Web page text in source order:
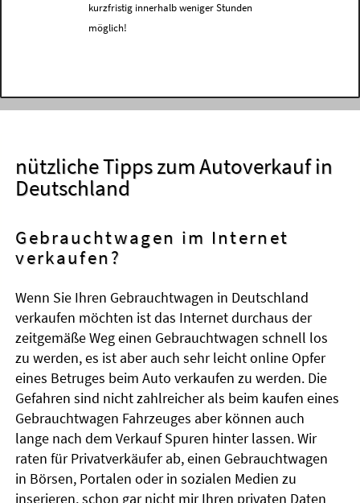
kurzfristig innerhalb weniger Stunden
möglich!
nützliche Tipps zum Autoverkauf in
Deutschland
Gebrauchtwagen im Internet
verkaufen?
Wenn Sie Ihren Gebrauchtwagen in Deutschland
verkaufen möchten ist das Internet durchaus der
zeitgemäße Weg einen Gebrauchtwagen schnell los
zu werden, es ist aber auch sehr leicht online Opfer
eines Betruges beim Auto verkaufen zu werden. Die
Gefahren sind nicht zahlreicher als beim kaufen eines
Gebrauchtwagen Fahrzeuges aber können auch
lange nach dem Verkauf Spuren hinter lassen. Wir
raten für Privatverkäufer ab, einen Gebrauchtwagen
in Börsen, Portalen oder in sozialen Medien zu
inserieren, schon gar nicht mir Ihren privaten Daten